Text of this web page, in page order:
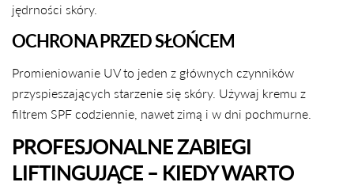
jędrności skóry.
OCHRONA PRZED SŁOŃCEM
Promieniowanie UV to jeden z głównych czynników
przyspieszających starzenie się skóry. Używaj kremu z
filtrem SPF codziennie, nawet zimą i w dni pochmurne.
PROFESJONALNE ZABIEGI
LIFTINGUJĄCE – KIEDY WARTO